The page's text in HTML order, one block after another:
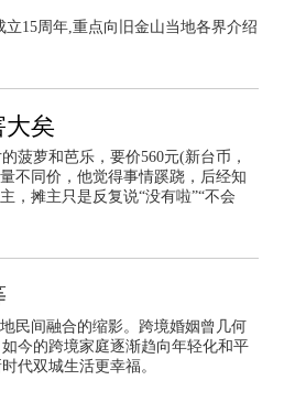
15周年,重点向旧金山当地各界介绍
大矣
菠萝和芭乐，要价560元(新台币，
不同价，他觉得事情蹊跷，后经知
，摊主只是反复说“没有啦”“不会
民间融合的缩影。跨境婚姻曾几何
今的跨境家庭逐渐趋向年轻化和平
代双城生活更幸福。